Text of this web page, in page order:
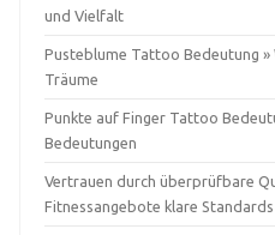
und Vielfalt
Pusteblume Tattoo Bedeutung »
Träume
Punkte auf Finger Tattoo
Bedeutungen
Vertrauen durch überprüfbare
Fitnessangebote klare